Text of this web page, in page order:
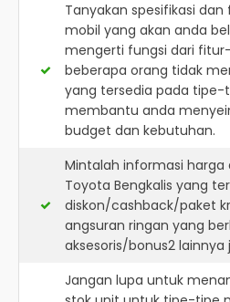
Tanyakan spesifikasi
mobil yang akan anda
mengerti fungsi dari
beberapa orang tidak
yang tersedia pada tipe-
membantu anda
budget dan kebutuhan.
Mintalah informasi
Toyota Bengkalis yang
diskon/cashback/paket
angsuran ringan yang
aksesoris/bonus2 lainnya
Jangan lupa untuk